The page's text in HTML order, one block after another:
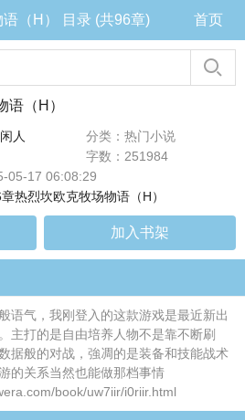
（H） 目录 (共96章) 首页
语（H）
人
分类：热门小说
字数：251984
05-17 06:08:29
热烈坎欧克牧场物语（H）
加入书架
语气，我刚登入的这款游戏是最近新出
主打的是自由培养人物不是靠不断刷
据般的对战，強凋的是装备和技能战术
的关系当然也能做那档事情
book/uw7iir/i0riir.html